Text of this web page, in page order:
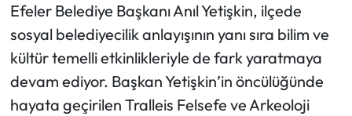
Efeler Belediye Başkanı Anıl Yetişkin, ilçede
sosyal belediyecilik anlayışının yanı sıra bilim ve
kültür temelli etkinlikleriyle de fark yaratmaya
devam ediyor. Başkan Yetişkin’in öncülüğünde
hayata geçirilen Tralleis Felsefe ve Arkeoloji